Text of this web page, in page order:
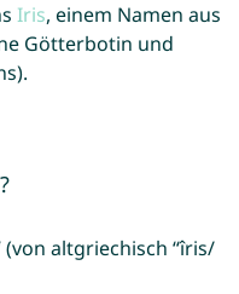
Iris, einem Namen aus
Götterbotin und
(von altgriechisch “îris/